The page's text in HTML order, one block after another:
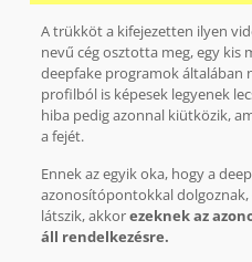
A trükköt a kifejezetten ilyen
nevű cég osztotta meg, egy kis
deepfake programok általában
profilból is képesek legyenek
hiba pedig azonnal kiütközik,
a fejét.
Ennek az egyik oka, hogy a
azonosítópontokkal
látszik, akkorezeknek az
áll rendelkezésre.